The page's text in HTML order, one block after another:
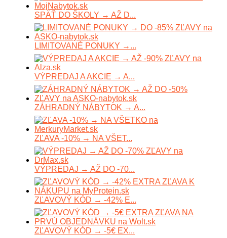
SPÄŤ DO ŠKOLY → AŽ D...
LIMITOVANÉ PONUKY →...
VÝPREDAJ A AKCIE → A...
ZÁHRADNÝ NÁBYTOK → A...
ZĽAVA -10% → NA VŠET...
VÝPREDAJ → AŽ DO -70...
ZĽAVOVÝ KÓD → -42% E...
ZĽAVOVÝ KÓD → -5€ EX...